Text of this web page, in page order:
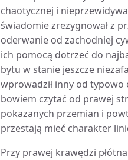
chaotycznej i
świadomie zrezygnował z
oderwanie od zachodniej
ich pomocą dotrzeć do
bytu w stanie jeszcze
wprowadził inny od
bowiem czytać od prawej
pokazanych przemian i
przestają mieć charakter
Przy prawej krawędzi